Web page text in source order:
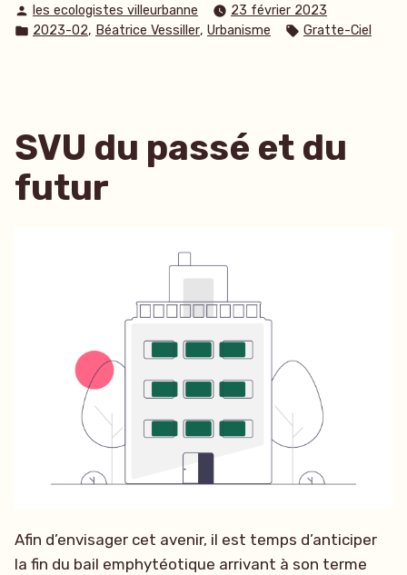
Publié
par
les ecologistes villeurbanne
23 février 2023
Publié
2023-02, Béatrice Vessiller, Urbanisme Étiquettes :
Gratte-Ciel
SVU du passé et du
futur
Afin d’envisager cet avenir, il est temps d’anticiper
la fin du bail emphytéotique arrivant à son terme